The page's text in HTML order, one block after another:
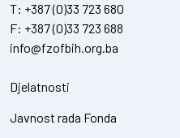
T: +387 (0)33 723 680
F: +387 (0)33 723 688
info@fzofbih.org.ba
Djelatnosti
Javnost rada Fonda